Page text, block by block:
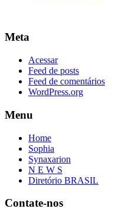
Meta
Acessar
Feed de posts
Feed de comentários
WordPress.org
Menu
Home
Sophia
Synaxarion
N E W S
Diretório BRASIL
Contate-nos